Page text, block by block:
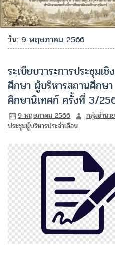
วัน:9 พฤษภาคม 2566
ระเบียบวาระการประชุมเ
ศึกษา ผู้บริหารสถานศึกษ
ศึกษานิเทศก์ ครั้งที่ 3/
9 พฤษภาคม 2566 กลุ่มอำนว
ประชุมผู้บริหารประจำเดือน